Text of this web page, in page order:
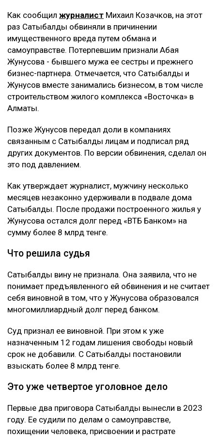
Как сообщил журналист Михаил Козачков, на этот
раз Сатыбалды обвиняли в причинении
имущественного вреда путем обмана и
самоуправстве. Потерпевшим признали Абая
Жунусова - бывшего мужа ее сестры и прежнего
бизнес-партнера. Отмечается, что Сатыбалды и
Жунусов вместе занимались бизнесом, в том числе
строительством жилого комплекса «Восточка» в
Алматы.
Позже Жунусов передал доли в компаниях
связанным с Сатыбалды лицам и подписал ряд
других документов. По версии обвинения, сделал он
это под давлением.
Как утверждает журналист, мужчину несколько
месяцев незаконно удерживали в подвале дома
Сатыбалды. После продажи построенного жилья у
Жунусова остался долг перед «ВТБ Банком» на
сумму более 8 млрд тенге.
Что решила судья
Сатыбалды вину не признала. Она заявила, что не
понимает предъявленного ей обвинения и не считает
себя виновной в том, что у Жунусова образовался
многомиллиардный долг перед банком.
Суд признал ее виновной. При этом к уже
назначенным 12 годам лишения свободы новый
срок не добавили. С Сатыбалды постановили
взыскать более 8 млрд тенге.
Это уже четвертое уголовное дело
Первые два приговора Сатыбалды вынесли в 2023
году. Ее судили по делам о самоуправстве,
похищении человека, присвоении и растрате